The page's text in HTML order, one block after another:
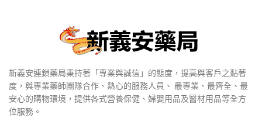
新義安連鎖藥局秉持著「專業與誠信」的態度，提高與客戶之黏著
度，與專業藥師團隊合作、熱心的服務人員、 最專業、最齊全、最
安心的購物環境，提供各式營養保健、婦嬰用品及醫材用品等全方
位服務。